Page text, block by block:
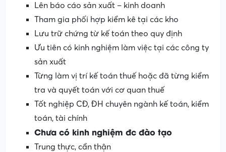
Lên báo cáo sản xuất – kinh doanh
Tham gia phối hợp kiểm kê tại các kho
Lưu trữ chứng từ kế toán theo quy định
Ưu tiên có kinh nghiệm làm việc tại các công ty
sản xuất
Từng làm vị trí kế toán thuế hoặc đã từng kiểm
tra và quyết toán với cơ quan thuế
Tốt nghiệp CĐ, ĐH chuyên ngành kế toán, kiểm
toán, tài chính
Chưa có kinh nghiệm đc đào tạo
Trung thực, cẩn thận